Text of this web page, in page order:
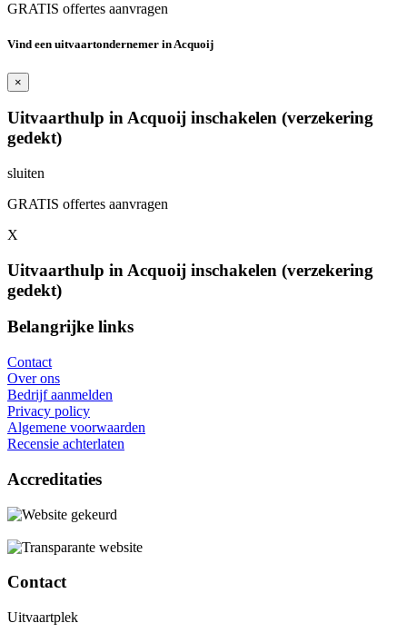
GRATIS offertes aanvragen
Vind een uitvaartondernemer in Acquoij
×
Uitvaarthulp in Acquoij inschakelen (verzekering
gedekt)
sluiten
GRATIS offertes aanvragen
X
Uitvaarthulp in Acquoij inschakelen (verzekering
gedekt)
Belangrijke links
Contact
Over ons
Bedrijf aanmelden
Privacy policy
Algemene voorwaarden
Recensie achterlaten
Accreditaties
Contact
Uitvaartplek